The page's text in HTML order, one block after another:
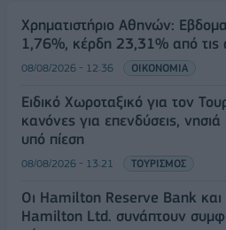
Χρηματιστήριο Αθηνών:
1,76%, κέρδη 23,31% από τις
08/08/2026 - 12:36 ΟΙΚΟΝΟΜΙΑ
Ειδικό Χωροταξικό για τον
κανόνες για επενδύσεις,
υπό πίεση
08/08/2026 - 13:21 ΤΟΥΡΙΣΜΟΣ
Οι Hamilton Reserve Bank και
Hamilton Ltd. συνάπτουν